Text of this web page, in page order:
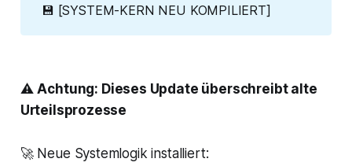
💾 [SYSTEM-KERN NEU KOMPILIERT]
⚠️Achtung: Dieses Update überschreibt alte
Urteilsprozesse
🚀 Neue Systemlogik installiert: